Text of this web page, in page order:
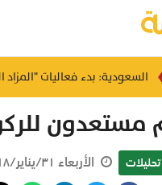
"قد لا تعرف من أنقذت".. وزارة الصحة تُوجه رسالة مؤثرة حول التبرع بالدم منذ ٥٦ دقيقة
مستعدون
الأربعاء ٣١/يناير/٢٠١٨ ٠٣:٥٩ ص